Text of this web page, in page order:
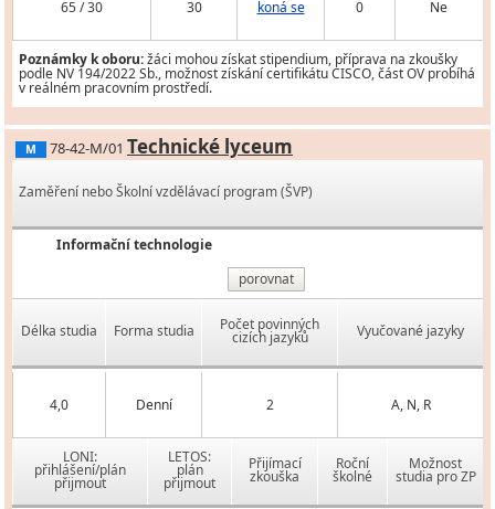
65 / 30 30 koná se 0 Ne
Poznámky k oboru:žáci mohou získat stipendium, příprava na zkoušky
podle NV 194/2022 Sb., možnost získání certifikátu CISCO, část OV probíhá
v reálném pracovním prostředí.
M 78-42-M/01 Technické lyceum
Zaměření nebo Školní vzdělávací program (ŠVP)
Informační technologie
porovnat
Délka studia Forma studia Počet povinných
cizích jazyků Vyučované jazyky
4,0 Denní 2 A, N, R
LONI:
přihlášení/plán
přijmout
LETOS:
plán
přijmout
Přijímací
zkouška
Roční
školné
Možnost
studia pro ZP